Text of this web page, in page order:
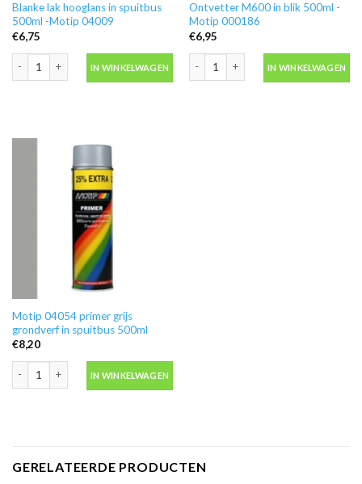
Blanke lak hooglans in spuitbus
500ml -Motip 04009
€6,75
IN WINKELWAGEN
Ontvetter M600 in blik 500ml -
Motip 000186
€6,95
IN WINKELWAGEN
Motip 04054 primer grijs
grondverf in spuitbus 500ml
€8,20
IN WINKELWAGEN
GERELATEERDE PRODUCTEN